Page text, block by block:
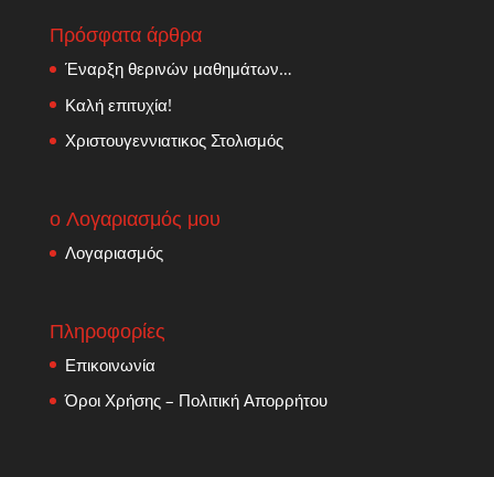
Πρόσφατα άρθρα
Έναρξη θερινών μαθημάτων…
Καλή επιτυχία!
Χριστουγεννιατικος Στολισμός
ο Λογαριασμός μου
Λογαριασμός
Πληροφορίες
Επικοινωνία
Όροι Χρήσης – Πολιτική Απορρήτου